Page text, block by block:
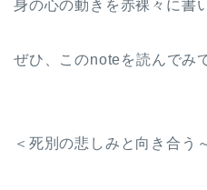
身の心の動きを赤裸々に書
ぜひ、このnoteを読んでみ
＜死別の悲しみと向き合う